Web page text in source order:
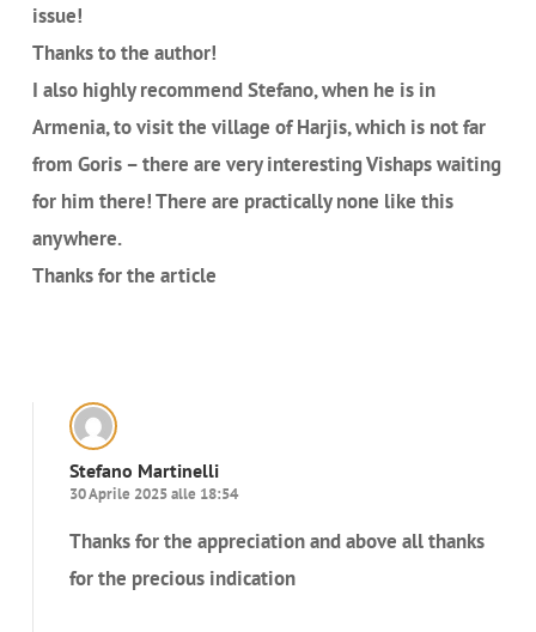
issue!
Thanks to the author!
I also highly recommend Stefano, when he is in
Armenia, to visit the village of Harjis, which is not far
from Goris – there are very interesting Vishaps waiting
for him there! There are practically none like this
anywhere.
Thanks for the article
Stefano Martinelli
30 Aprile 2025 alle 18:54
Thanks for the appreciation and above all thanks
for the precious indication